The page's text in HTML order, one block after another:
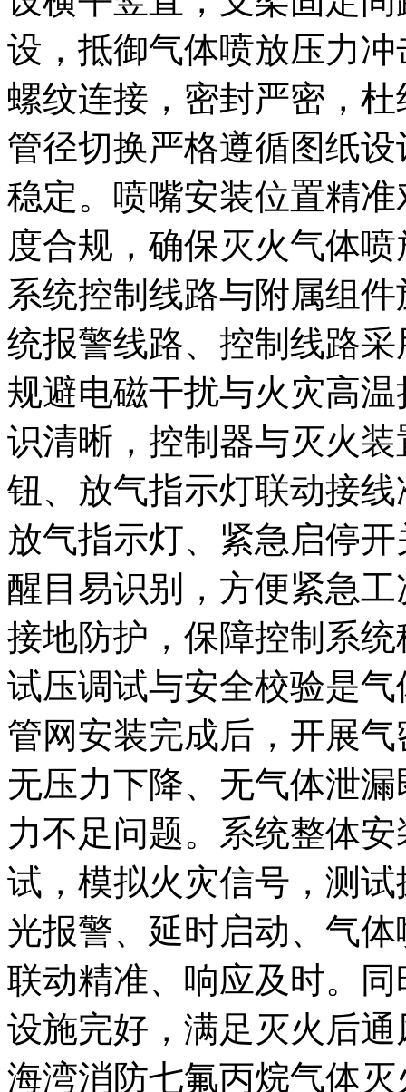
设，抵御气体喷放压力
螺纹连接，密封严密，
管径切换严格遵循图纸
稳定。喷嘴安装位置精
度合规，确保灭火气体
系统控制线路与附属组
统报警线路、控制线路
规避电磁干扰与火灾高
识清晰，控制器与灭火
钮、放气指示灯联动接
放气指示灯、紧急启停
醒目易识别，方便紧急
接地防护，保障控制系
试压调试与安全校验是
管网安装完成后，开展
无压力下降、无气体泄
力不足问题。系统整体
试，模拟火灾信号，测
光报警、延时启动、气
联动精准、响应及时。
设施完好，满足灭火后
海湾消防七氟丙烷气体